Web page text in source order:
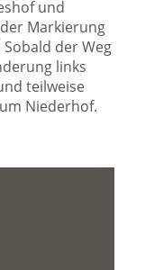
und
Markierung
der Weg
links
teilweise
Niederhof.